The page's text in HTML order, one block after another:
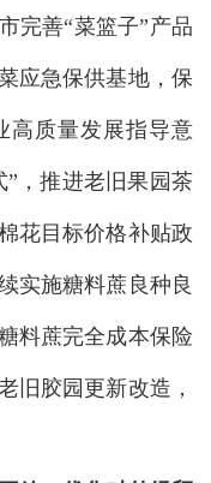
完善“菜篮子”产品
应急保供基地，保
高质量发展指导意
”，推进老旧果园茶
花目标价格补贴政
实施糖料蔗良种良
料蔗完全成本保险
旧胶园更新改造，